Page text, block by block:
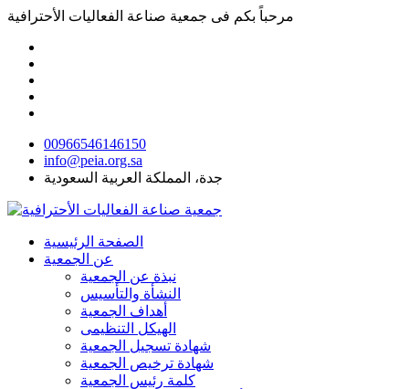
مرحباً بكم فى جمعية صناعة الفعاليات الأحترافية
00966546146150
info@peia.org.sa
جدة، المملكة العربية السعودية
الصفحة الرئيسية
عن الجمعية
نبذة عن الجمعية
النشأة والتأسيس
أهداف الجمعية
الهيكل التنظيمى
شهادة تسجيل الجمعية
شهادة ترخيص الجمعية
كلمة رئيس الجمعية